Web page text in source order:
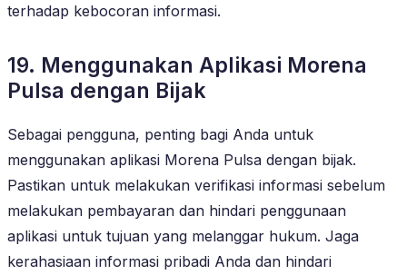
terhadap kebocoran informasi.
19. Menggunakan Aplikasi Morena
Pulsa dengan Bijak
Sebagai pengguna, penting bagi Anda untuk
menggunakan aplikasi Morena Pulsa dengan bijak.
Pastikan untuk melakukan verifikasi informasi sebelum
melakukan pembayaran dan hindari penggunaan
aplikasi untuk tujuan yang melanggar hukum. Jaga
kerahasiaan informasi pribadi Anda dan hindari